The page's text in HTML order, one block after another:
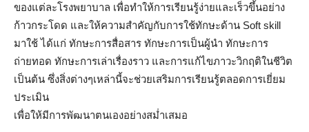
ของแต่ละโรงพยาบาล เพื่อทำให้การเรียนรู้ง่ายและเร็วขึ้นอย่าง
ก้าวกระโดด และให้ความสำคัญกับการใช้ทักษะด้าน Soft skill
มาใช้ ได้แก่ ทักษะการสื่อสาร ทักษะการเป็นผู้นำ ทักษะการ
ถ่ายทอด ทักษะการเล่าเรื่องราว และการแก้ไขภาวะวิกฤติในชีวิต
เป็นต้น ซึ่งสิ่งต่างๆเหล่านี้จะช่วยเสริมการเรียนรู้ตลอดการเยี่ยม
ประเมิน
เพื่อให้มีการพัฒนาตนเองอย่างสม่ำเสมอ